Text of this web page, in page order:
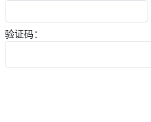
验证码：